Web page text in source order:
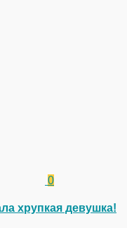
0
хрупкая девушка!